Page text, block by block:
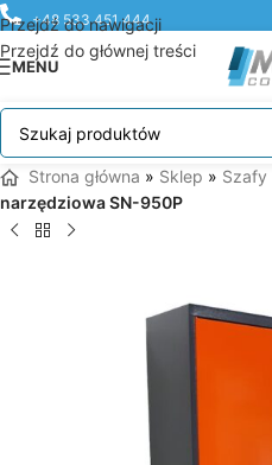
Przejdź do nawigacji
Przejdź do głównej treści
+48 533 451 444
MENU
Strona główna » Sklep » Szafy
narzędziowa SN-950P